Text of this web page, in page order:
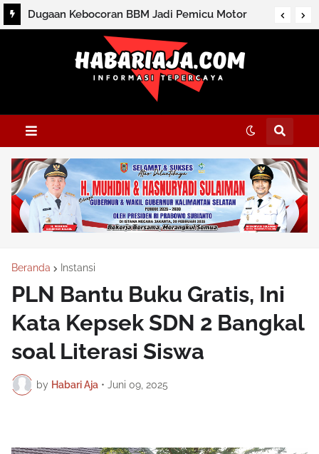
Dugaan Kebocoran BBM Jadi Pemicu Motor
Terbakar di Gang Pribadi Sekumpul
Beranda Instansi
PLN Bantu Buku Gratis, Ini
Kata Kepsek SDN 2 Bangkal
soal Literasi Siswa
by Habari Aja • Juni 09, 2025